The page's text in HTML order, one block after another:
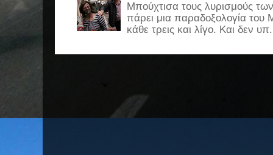
Μπούχτισα τους λυρισμούς
πάρει μια παραδοξολογία του
κάθε τρεις και λίγο. Και δεν